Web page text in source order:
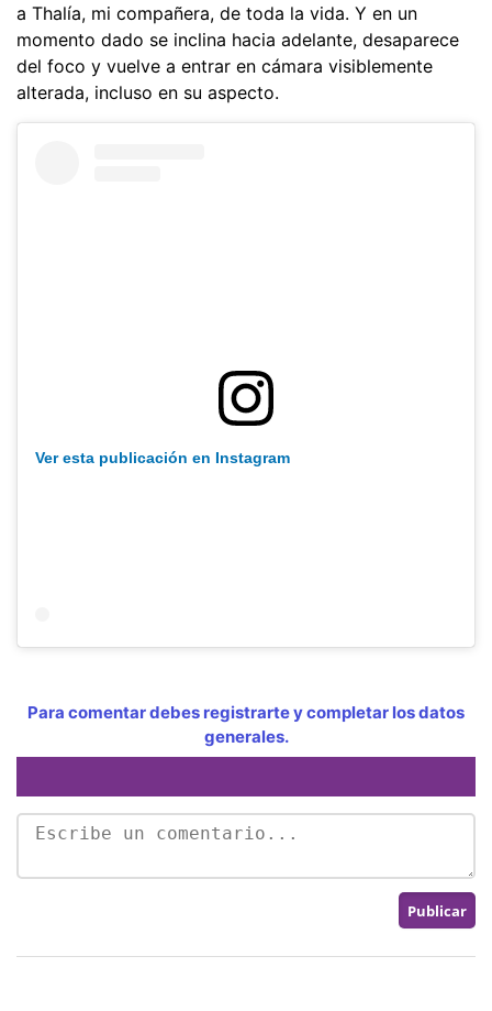
a Thalía, mi compañera, de toda la vida. Y en un
momento dado se inclina hacia adelante, desaparece
del foco y vuelve a entrar en cámara visiblemente
alterada, incluso en su aspecto.
Ver esta publicación en Instagram
Para comentar debes registrarte y completar los datos
generales.